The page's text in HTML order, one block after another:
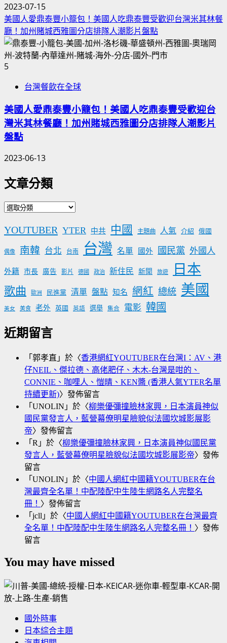
2023-07-15
美國人愛鼎泰豐小籠包！美國人吃鼎泰豐受歡迎台灣米其林餐
廳！加州賭城西雅圖分店排隊人潮影片盤點
5
台灣餐飲在全球
美國人愛鼎泰豐小籠包！美國人吃鼎泰豐受歡迎台
灣米其林餐廳！加州賭城西雅圖分店排隊人潮影片
盤點
2023-06-13
文章分類
文
分
YOUTUBER YTER 中共 中國 主題曲 人氣 介紹 俄國
偶像 南韓 台北 台南 台灣 名單 國外 國民黨 外國人
外籍 市長 廣告 影片 德國 政治 新住民 新聞 旅遊 日本
歌曲 歐洲 民進黨 清單 盤點 知名 網紅 總統 美國
美女 美食 老外 英國 英語 選舉 集合 電影 韓國
近期留言
「 郭孝直 」於〈香港網紅YOUTUBER在台灣I：AV、港
仔NEIL、傑拉德、高佬肥仔、木木-台灣是咁的、
CONNIE、咖哩人、愷晴、KEN醬 (香港人氣YTER名單
持續更新)〉發佈留言
「 UNOLIN 」於〈柳樂優彌撞臉林家興，日本演員神似
國民黨發言人，藍營幕僚明星臉貌似法國坎城影展影
帝〉發佈留言
「 R 」於〈柳樂優彌撞臉林家興，日本演員神似國民黨
發言人，藍營幕僚明星臉貌似法國坎城影展影帝〉發佈
留言
「 UNOLIN 」於〈中國人網紅中國籍YOUTUBER在台
灣最齊全名單！中配陸配中生陸生網路名人完整名
冊！ 〉發佈留言
「 jcll 」於〈中國人網紅中國籍YOUTUBER在台灣最齊
全名單！中配陸配中生陸生網路名人完整名冊！ 〉發佈
留言
You may have missed
國外時事
日本綜合主題